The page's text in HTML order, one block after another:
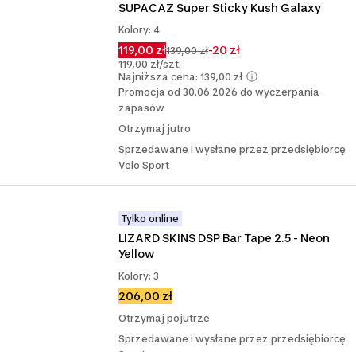
SUPACAZ Super Sticky Kush Galaxy
Kolory: 4
119,00 zł139,00 zł-20 zł
119,00 zł/szt.
Najniższa cena: 139,00 zł
Promocja od 30.06.2026 do wyczerpania
zapasów
Otrzymaj jutro
Sprzedawane i wysłane przez przedsiębiorcę
Velo Sport
Tylko online
LIZARD SKINS DSP Bar Tape 2.5 - Neon
Yellow
Kolory: 3
206,00 zł
Otrzymaj pojutrze
Sprzedawane i wysłane przez przedsiębiorcę